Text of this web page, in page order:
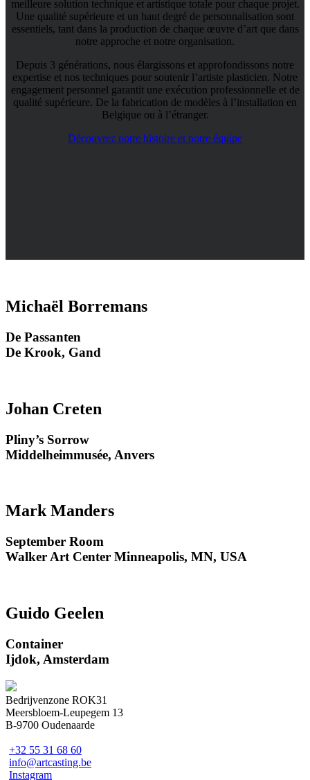
meilleure solution technique et artistique totale pour chaque projet.
Une qualité supérieure et un haut degré de personnalisation sont
essentiels, tant dans la production de chaque œuvre d’art que dans
notre approche et notre organisation.
Depuis 3 générations, nous élargissons et approfondissons notre
expertise et nos techniques pour soutenir l’artiste plasticien. Notre
engagement personnel garantit une exécution professionnelle et de
qualité supérieure. De la fabrication de modèles à l’installation en
Belgique ou à l’étranger.
Découvrez notre histoire et notre équipe
Michaël Borremans
De Passanten
De Krook, Gand
Johan Creten
Pliny’s Sorrow
Middelheimmusée, Anvers
Mark Manders
September Room
Walker Art Center Minneapolis, MN, USA
Guido Geelen
Container
Ijdok, Amsterdam
Bedrijvenzone ROK31
Meersbloem-Leupegem 13
B-9700 Oudenaarde
+32 55 31 68 60
info@artcasting.be
Instagram